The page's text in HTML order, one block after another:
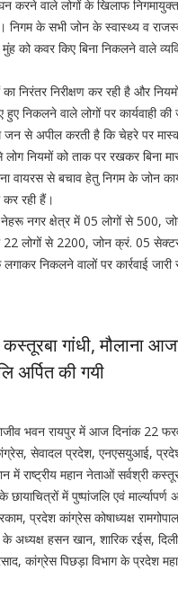
करने वाले लोगों के खिलाफ
निगम के सभी जोन के स्वास्थ्य व
को कवर किए बिना निकलने वाले
निरंतर निरीक्षण कर रही है और
निकलने वाले लोगों पर कार्यवाही की
जन से अपील करती है कि चेहरे पर
नियमों को ताक पर रखकर बिना
से बचाव हेतु निगम के जोन
कर रही हैं।
नेहरू नगर क्षेत्र में 05 लोगों से 500,
लोगों से 2200, जोन क्रं. 05 सेक्टर
निकलने वालों पर कार्रवाई जारी
गांधी, मौलाना
अर्पित की गयी
भवन रायपुर में आज दिनांक 22
सेवादल प्रदेश, एनएसयुआई,
में राष्ट्रीय महान नेताओं सर्वश्री
में पुष्पांजलि एवं मार्ल्यापर्ण
प्रदेश कांग्रेस कोषाध्यक्ष
के अध्यक्ष हसन खान, शारिक रईस,
कांग्रेस पिछड़ा विभाग के प्रदेश